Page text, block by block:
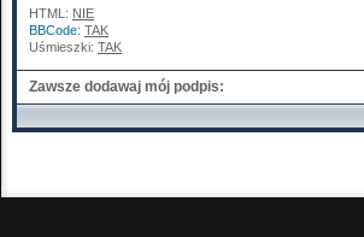
HTML: NIE
BBCode: TAK
Uśmieszki: TAK
Zawsze dodawaj mój podpis: